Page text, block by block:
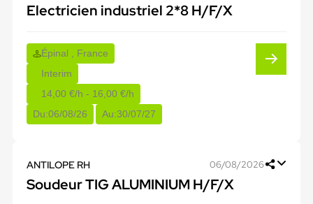
Electricien industriel 2*8 H/F/X
Épinal , France
Interim
14,00 €/h - 16,00 €/h
Du:06/08/26 Au:30/07/27
ANTILOPE RH 06/08/2026
Soudeur TIG ALUMINIUM H/F/X